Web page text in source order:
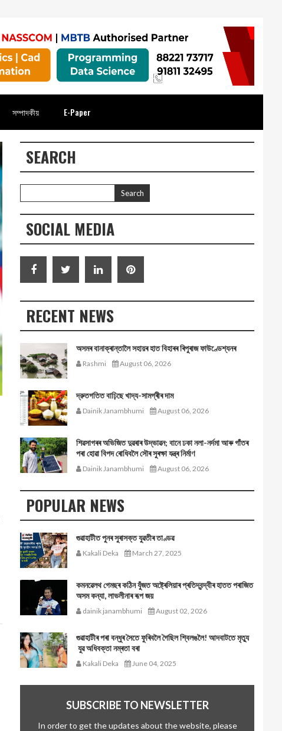
সম্পাদকীয় E-Paper
SEARCH
SOCIAL MEDIA
RECENT NEWS
অসমৰ বানাক্ৰান্তালৈ সহায়ৰ হাত বিহাৰৰ ৰিপুৰাজ ফাউণ্ডেশ্যনৰ
Rashmi August 06, 2026
দ্রুতগতিত বাঢ়িছে খাদ্য-সামগ্ৰীৰ দাম
Dainik Janambhumi August 06, 2026
শিৱসাগৰৰ অভিজিত দুৱৰাৰ উদ্ভাৱন; বানে ঢকা নলা-নৰ্দমা আৰু গাঁতৰ
পৰা হোৱা বিপদ ৰোধিবলৈ সৌৰ সুৰক্ষা যন্ত্ৰ নিৰ্মাণ
Dainik Janambhumi August 06, 2026
POPULAR NEWS
গুৱাহাটীত পুনৰ সুৰাসক্ত যুৱতীৰ তাণ্ডৱ
Kakali Deka March 27, 2025
কমনৱেলথ গেমছৰ কঠিন যুঁজত অষ্ট্ৰেলিয়াৰ প্ৰতিদ্বন্দ্বীৰ হাতত পৰাজিত
অসম কন্যা, লাভলীনাৰ ৰূপ জয়
dainik janambhumi August 02, 2026
গুৱাহাটীৰ পৰা বন্ধুৰ সৈতে ফুৰিবলৈ গৈছিল শ্বিলঙলৈ! আদবাটতে মৃত্যু
যুৱ অধিবক্তা নম্ৰতা বৰা
Kakali Deka June 04, 2025
SUBSCRIBE TO NEWSLETTER
In order to get the updates about the website, please